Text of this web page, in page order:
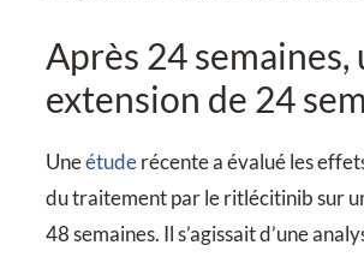
Après 24 semaines,
extension de 24
Uneétude récente a évalué les
du traitement par le ritlécitinib sur
48 semaines. Il s’agissait d’une